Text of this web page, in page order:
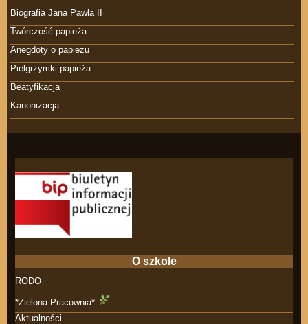
Biografia Jana Pawła II
Twórczość papieża
Anegdoty o papieżu
Pielgrzymki papieża
Beatyfikacja
Kanonizacja
O szkole
RODO
*Zielona Pracownia*
Aktualności